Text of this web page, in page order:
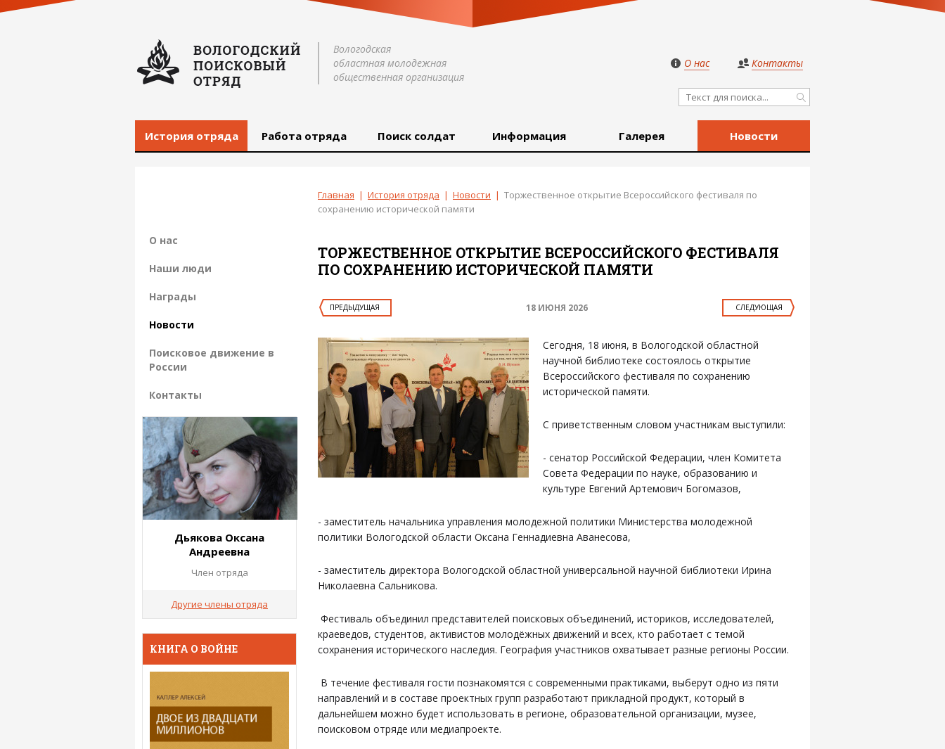
Вологодская
областная молодежная
общественная организация
О нас Контакты
История отряда Работа отряда Поиск солдат Информация Галерея Новости
Главная | История отряда | Новости | Торжественное открытие Всероссийского фестиваля по
сохранению исторической памяти
ТОРЖЕСТВЕННОЕ ОТКРЫТИЕ ВСЕРОССИЙСКОГО ФЕСТИВАЛЯ
ПО СОХРАНЕНИЮ ИСТОРИЧЕСКОЙ ПАМЯТИ
ПРЕДЫДУЩАЯ СЛЕДУЮЩАЯ
18 ИЮНЯ 2026
Сегодня, 18 июня, в Вологодской областной
научной библиотеке состоялось открытие
Всероссийского фестиваля по сохранению
исторической памяти.
С приветственным словом участникам выступили:
- сенатор Российской Федерации, член Комитета
Совета Федерации по науке, образованию и
культуре Евгений Артемович Богомазов,
- заместитель начальника управления молодежной политики Министерства молодежной
политики Вологодской области Оксана Геннадиевна Аванесова,
- заместитель директора Вологодской областной универсальной научной библиотеки Ирина
Николаевна Сальникова.
Фестиваль объединил представителей поисковых объединений, историков, исследователей,
краеведов, студентов, активистов молодёжных движений и всех, кто работает с темой
сохранения исторического наследия. География участников охватывает разные регионы России.
В течение фестиваля гости познакомятся с современными практиками, выберут одно из пяти
направлений и в составе проектных групп разработают прикладной продукт, который в
дальнейшем можно будет использовать в регионе, образовательной организации, музее,
поисковом отряде или медиапроекте.
О нас
Наши люди
Награды
Новости
Поисковое движение в
России
Контакты
Дьякова Оксана
Андреевна
Член отряда
Другие члены отряда
КНИГА О ВОЙНЕ